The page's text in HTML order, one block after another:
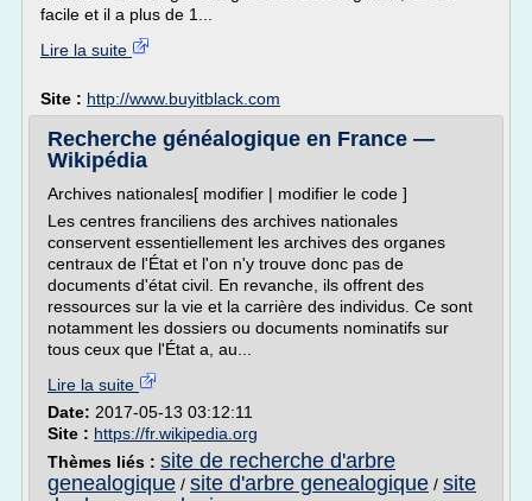
facile et il a plus de 1...
Lire la suite
Site : http://www.buyitblack.com
Recherche généalogique en France —
Wikipédia
Archives nationales[ modifier | modifier le code ]
Les centres franciliens des archives nationales
conservent essentiellement les archives des organes
centraux de l'État et l'on n'y trouve donc pas de
documents d'état civil. En revanche, ils offrent des
ressources sur la vie et la carrière des individus. Ce sont
notamment les dossiers ou documents nominatifs sur
tous ceux que l'État a, au...
Lire la suite
Date: 2017-05-13 03:12:11
Site : https://fr.wikipedia.org
Thèmes liés : site de recherche d'arbre
genealogique / site d'arbre genealogique / site